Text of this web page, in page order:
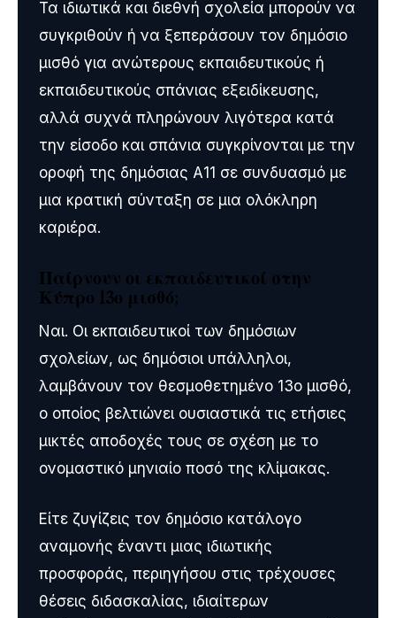
Τα ιδιωτικά και διεθνή σχολεία μπορούν να
συγκριθούν ή να ξεπεράσουν τον δημόσιο
μισθό για ανώτερους εκπαιδευτικούς ή
εκπαιδευτικούς σπάνιας εξειδίκευσης,
αλλά συχνά πληρώνουν λιγότερα κατά
την είσοδο και σπάνια συγκρίνονται με την
οροφή της δημόσιας Α11 σε συνδυασμό με
μια κρατική σύνταξη σε μια ολόκληρη
καριέρα.
Παίρνουν οι εκπαιδευτικοί στην
Κύπρο 13ο μισθό;
Ναι. Οι εκπαιδευτικοί των δημόσιων
σχολείων, ως δημόσιοι υπάλληλοι,
λαμβάνουν τον θεσμοθετημένο 13ο μισθό,
ο οποίος βελτιώνει ουσιαστικά τις ετήσιες
μικτές αποδοχές τους σε σχέση με το
ονομαστικό μηνιαίο ποσό της κλίμακας.
Είτε ζυγίζεις τον δημόσιο κατάλογο
αναμονής έναντι μιας ιδιωτικής
προσφοράς, περιηγήσου στις τρέχουσες
θέσεις διδασκαλίας, ιδιαίτερων